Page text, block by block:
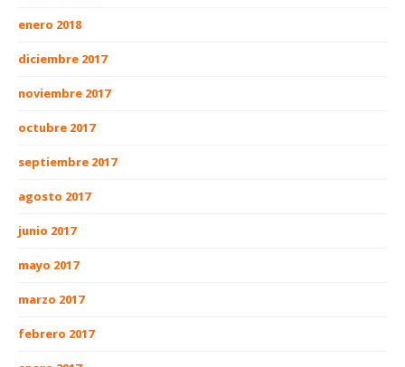
enero 2018
diciembre 2017
noviembre 2017
octubre 2017
septiembre 2017
agosto 2017
junio 2017
mayo 2017
marzo 2017
febrero 2017